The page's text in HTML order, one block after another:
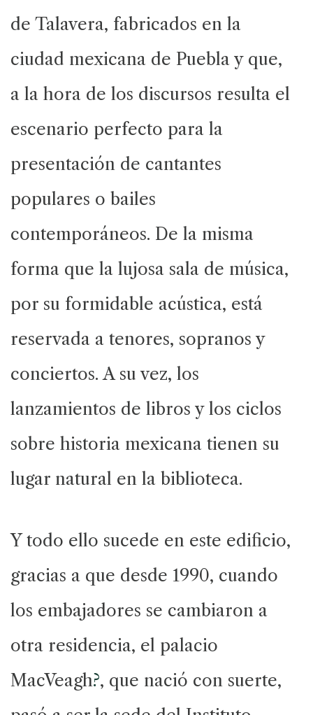
de Talavera, fabricados en la
ciudad mexicana de Puebla y que,
a la hora de los discursos resulta el
escenario perfecto para la
presentación de cantantes
populares o bailes
contemporáneos. De la misma
forma que la lujosa sala de música,
por su formidable acústica, está
reservada a tenores, sopranos y
conciertos. A su vez, los
lanzamientos de libros y los ciclos
sobre historia mexicana tienen su
lugar natural en la biblioteca.
Y todo ello sucede en este edificio,
gracias a que desde 1990, cuando
los embajadores se cambiaron a
otra residencia, el palacio
MacVeagh?, que nació con suerte,